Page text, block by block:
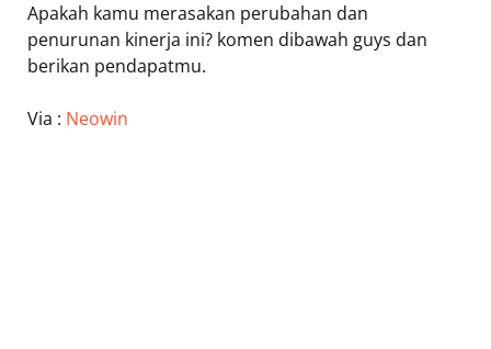
Apakah kamu merasakan perubahan dan
penurunan kinerja ini? komen dibawah guys dan
berikan pendapatmu.
Via : Neowin